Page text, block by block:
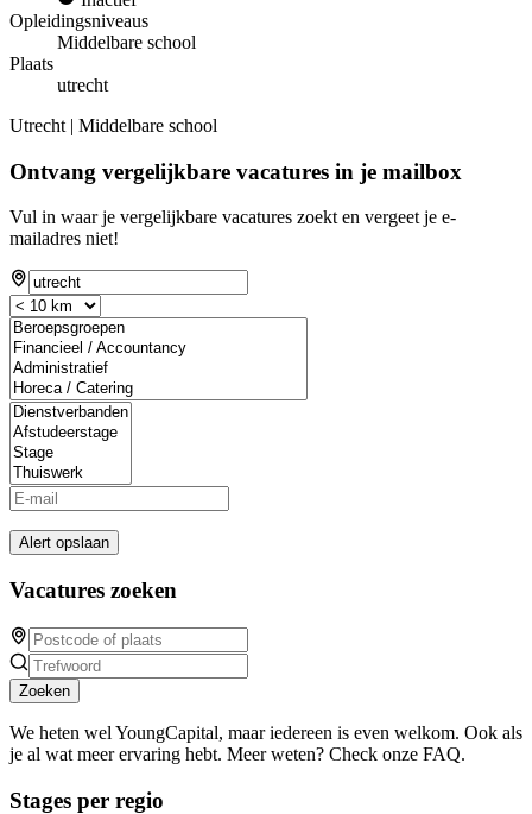
Opleidingsniveaus
Middelbare school
Plaats
utrecht
Utrecht | Middelbare school
Ontvang vergelijkbare vacatures in je mailbox
Vul in waar je vergelijkbare vacatures zoekt en vergeet je e-
mailadres niet!
Alert opslaan
Vacatures zoeken
Zoeken
We heten wel YoungCapital, maar iedereen is even welkom. Ook als
je al wat meer ervaring hebt. Meer weten? Check onze FAQ.
Stages per regio